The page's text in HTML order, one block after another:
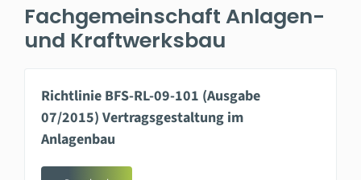
Fachgemeinschaft Anlagen-
und Kraftwerksbau
Richtlinie BFS-RL-09-101 (Ausgabe
07/2015) Vertragsgestaltung im
Anlagenbau